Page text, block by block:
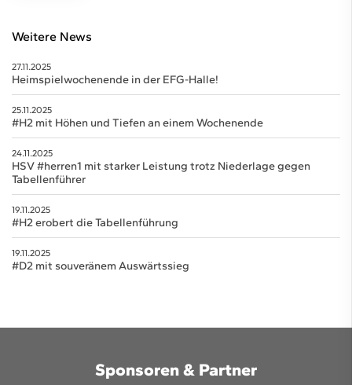
Weitere News
27.11.2025
Heimspielwochenende in der EFG-Halle!
25.11.2025
#H2 mit Höhen und Tiefen an einem Wochenende
24.11.2025
HSV #herren1 mit starker Leistung trotz Niederlage gegen
Tabellenführer
19.11.2025
#H2 erobert die Tabellenführung
19.11.2025
#D2 mit souveränem Auswärtssieg
Sponsoren & Partner